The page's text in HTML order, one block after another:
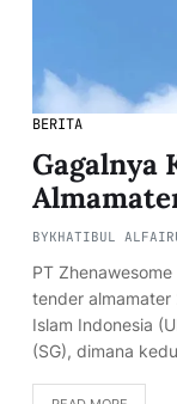
BERITA
Gagalnya
BYKHATIBUL
PT
tender almamater
Islam Indonesia
(SG), dimana